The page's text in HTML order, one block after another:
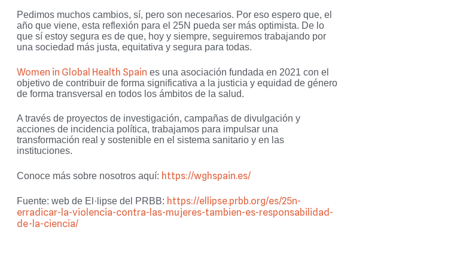
Pedimos muchos cambios, sí, pero son necesarios. Por eso espero que, el
año que viene, esta reflexión para el 25N pueda ser más optimista. De lo
que sí estoy segura es de que, hoy y siempre, seguiremos trabajando por
una sociedad más justa, equitativa y segura para todas.
Women in Global Health Spain es una asociación fundada en 2021 con el
objetivo de contribuir de forma significativa a la justicia y equidad de género
de forma transversal en todos los ámbitos de la salud.
A través de proyectos de investigación, campañas de divulgación y
acciones de incidencia política, trabajamos para impulsar una
transformación real y sostenible en el sistema sanitario y en las
instituciones.
Conoce más sobre nosotros aquí: https://wghspain.es/
Fuente: web de El·lipse del PRBB: https://ellipse.prbb.org/es/25n-
erradicar-la-violencia-contra-las-mujeres-tambien-es-responsabilidad-
de-la-ciencia/